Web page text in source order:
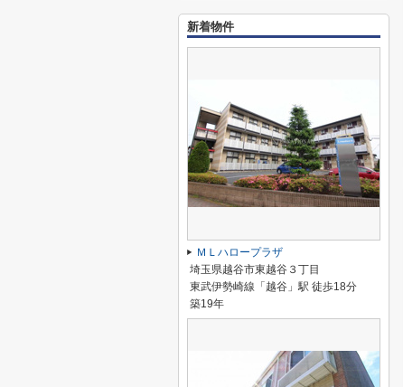
新着物件
ＭＬハロープラザ
埼玉県越谷市東越谷３丁目
東武伊勢崎線「越谷」駅 徒歩18分
築19年